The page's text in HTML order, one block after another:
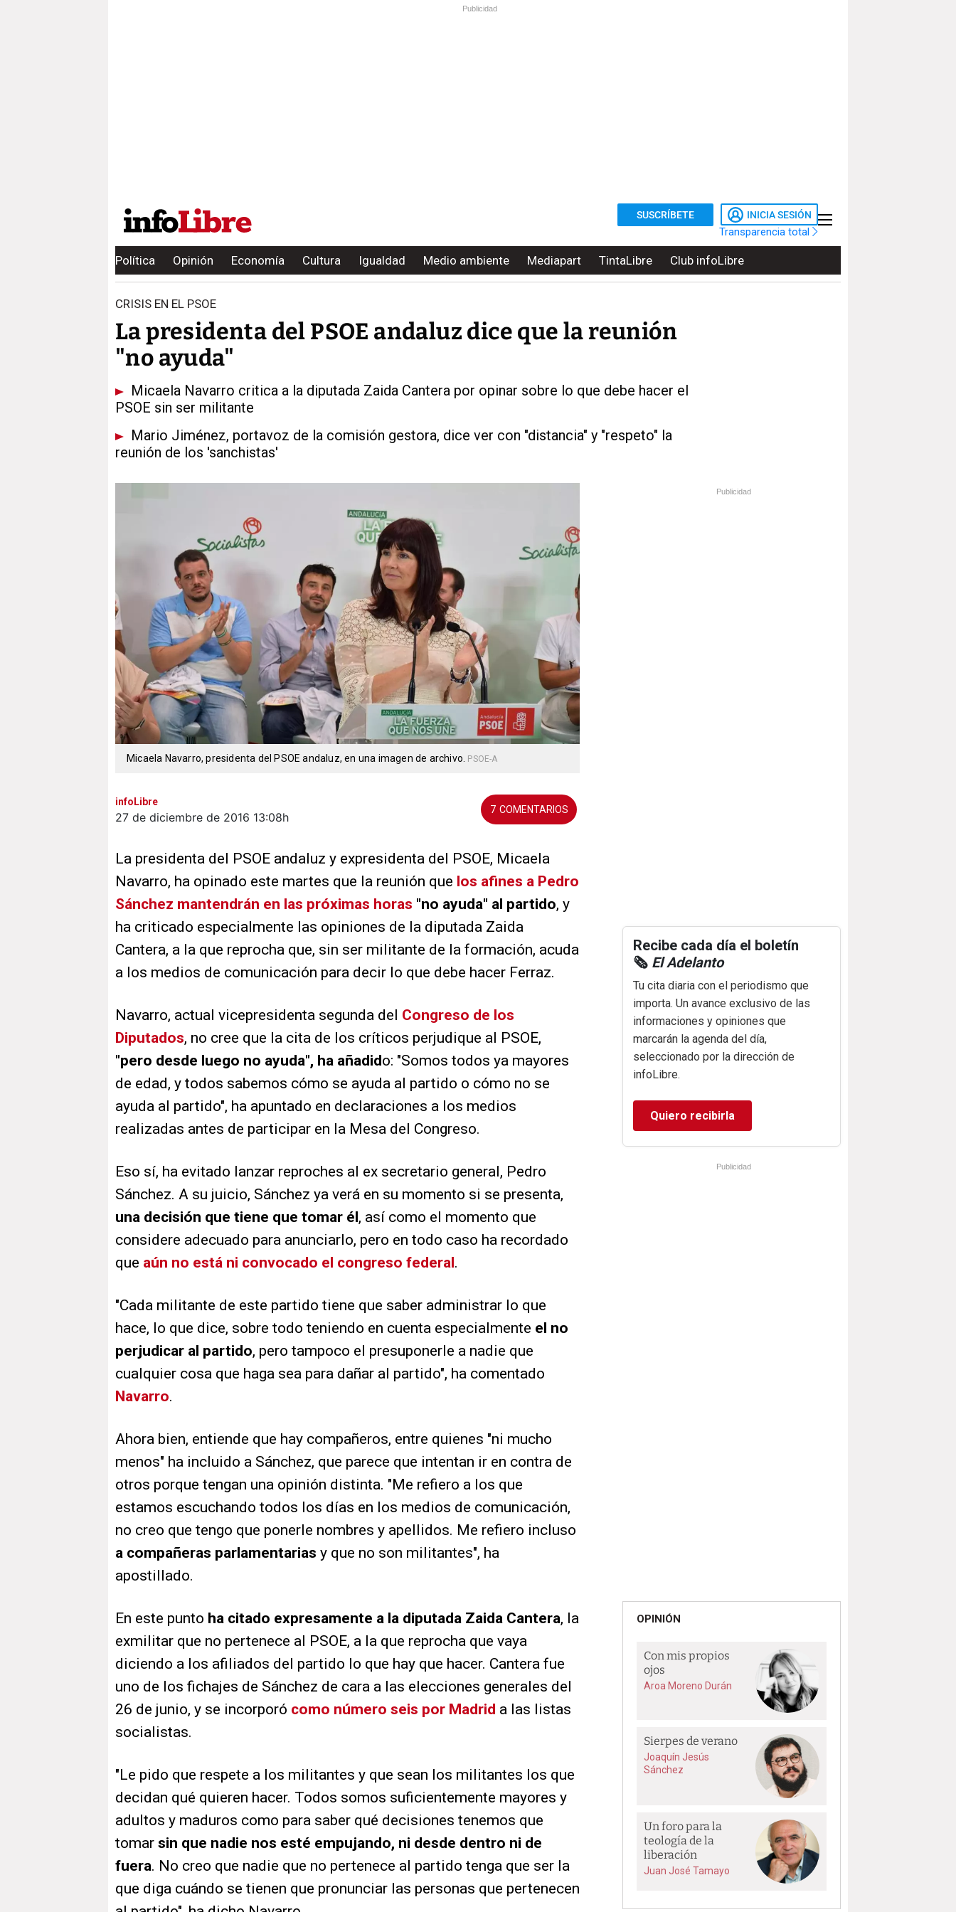
Publicidad
SUSCRÍBETE INICIA SESIÓN
Transparencia total
Política Opinión Economía Cultura Igualdad Medio ambiente Mediapart TintaLibre Club infoLibre
CRISIS EN EL PSOE
La presidenta del PSOE andaluz dice que la reunión
"no ayuda"
Micaela Navarro critica a la diputada Zaida Cantera por opinar sobre lo que debe hacer el
PSOE sin ser militante
Mario Jiménez, portavoz de la comisión gestora, dice ver con "distancia" y "respeto" la
reunión de los 'sanchistas'
Micaela Navarro, presidenta del PSOE andaluz, en una imagen de archivo. PSOE-A
infoLibre
27 de diciembre de 2016 13:08h
7
La presidenta del PSOE andaluz y expresidenta del PSOE, Micaela
Navarro, ha opinado este martes que la reunión que los afines a Pedro
Sánchez mantendrán en las próximas horas "no ayuda" al partido, y
ha criticado especialmente las opiniones de la diputada Zaida
Cantera, a la que reprocha que, sin ser militante de la formación, acuda
a los medios de comunicación para decir lo que debe hacer Ferraz.
Navarro, actual vicepresidenta segunda del Congreso de los
Diputados, no cree que la cita de los críticos perjudique al PSOE,
"pero desde luego no ayuda", ha añadido: "Somos todos ya mayores
de edad, y todos sabemos cómo se ayuda al partido o cómo no se
ayuda al partido", ha apuntado en declaraciones a los medios
realizadas antes de participar en la Mesa del Congreso.
Eso sí, ha evitado lanzar reproches al ex secretario general, Pedro
Sánchez. A su juicio, Sánchez ya verá en su momento si se presenta,
una decisión que tiene que tomar él , así como el momento que
considere adecuado para anunciarlo, pero en todo caso ha recordado
que aún no está ni convocado el congreso federal .
"Cada militante de este partido tiene que saber administrar lo que
hace, lo que dice, sobre todo teniendo en cuenta especialmente el no
perjudicar al partido, pero tampoco el presuponerle a nadie que
cualquier cosa que haga sea para dañar al partido", ha comentado
Navarro.
Ahora bien, entiende que hay compañeros, entre quienes "ni mucho
menos" ha incluido a Sánchez, que parece que intentan ir en contra de
otros porque tengan una opinión distinta. "Me refiero a los que
estamos escuchando todos los días en los medios de comunicación,
no creo que tengo que ponerle nombres y apellidos. Me refiero incluso
a compañeras parlamentarias y que no son militantes", ha
apostillado.
En este punto ha citado expresamente a la diputada Zaida Cantera, la
exmilitar que no pertenece al PSOE, a la que reprocha que vaya
diciendo a los afiliados del partido lo que hay que hacer. Cantera fue
uno de los fichajes de Sánchez de cara a las elecciones generales del
26 de junio, y se incorporó como número seis por Madrid a las listas
socialistas.
"Le pido que respete a los militantes y que sean los militantes los que
decidan qué quieren hacer. Todos somos suficientemente mayores y
adultos y maduros como para saber qué decisiones tenemos que
tomar sin que nadie nos esté empujando, ni desde dentro ni de
fuera. No creo que nadie que no pertenece al partido tenga que ser la
que diga cuándo se tienen que pronunciar las personas que pertenecen
Publicidad
Recibe cada día el boletín
🗞️ El Adelanto
Tu cita diaria con el periodismo que
importa. Un avance exclusivo de las
informaciones y opiniones que
marcarán la agenda del día,
seleccionado por la dirección de
infoLibre.
Quiero recibirla
Publicidad
OPINIÓN
Con mis propios
ojos
Aroa Moreno Durán
Sierpes de verano
Joaquín Jesús
Sánchez
Un foro para la
teología de la
liberación
Juan José Tamayo